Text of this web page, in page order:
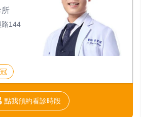
所
路144
點我預約看診時段